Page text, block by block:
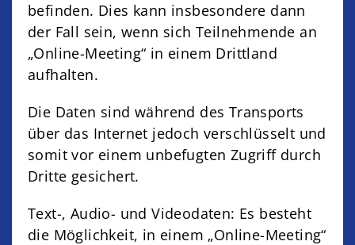
befinden. Dies kann insbesondere dann
der Fall sein, wenn sich Teilnehmende an
„Online-Meeting“ in einem Drittland
aufhalten.
Die Daten sind während des Transports
über das Internet jedoch verschlüsselt und
somit vor einem unbefugten Zugriff durch
Dritte gesichert.
Text-, Audio- und Videodaten: Es besteht
die Möglichkeit, in einem „Online-Meeting“